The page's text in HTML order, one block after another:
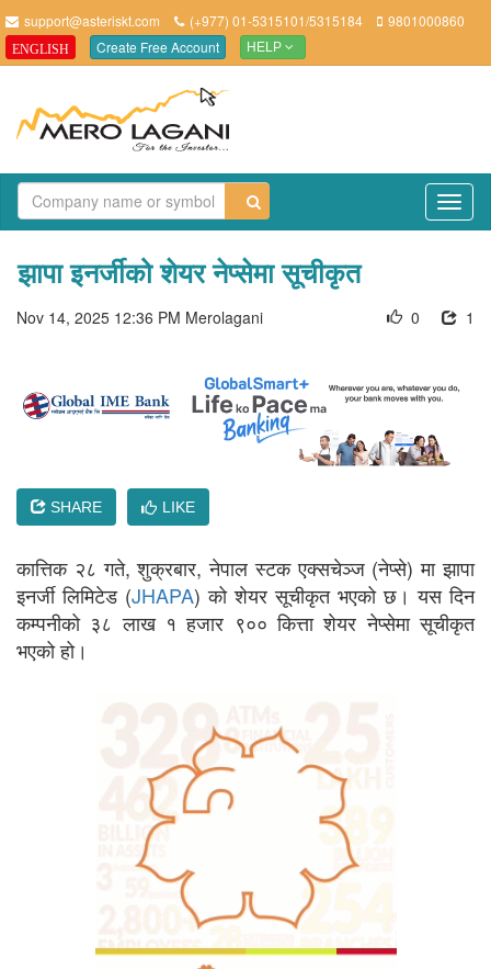
support@asteriskt.com (+977) 01-5315101/5315184 9801000860
ENGLISH Create Free Account HELP
झापा इनर्जीको शेयर नेप्सेमा सूचीकृत
Nov 14, 2025 12:36 PM Merolagani 1
0
SHARE LIKE
कात्तिक २८ गते, शुक्रबार, नेपाल स्टक एक्सचेञ्ज (नेप्से) मा झापा
इनर्जी लिमिटेड (JHAPA) को शेयर सूचीकृत भएको छ। यस दिन
कम्पनीको ३८ लाख १ हजार ९०० कित्ता शेयर नेप्सेमा सूचीकृत
भएको हो।